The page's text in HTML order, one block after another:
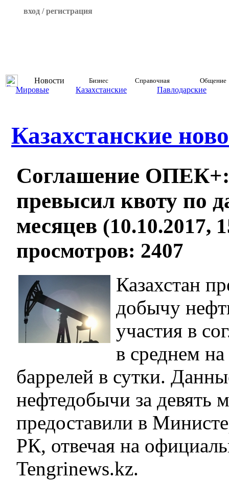
вход / регистрация
Новости Бизнес Справочная Общение
Мировые Казахстанские Павлодарские
Казахстанские
Соглашение ОПЕК+:
превысил квоту по
месяцев (10.10.2017,
просмотров: 2407
Казахстан
добычу
участия в
в среднем
баррелей в сутки.
нефтедобычи за девять
предоставили в
РК, отвечая на
Tengrinews.kz.